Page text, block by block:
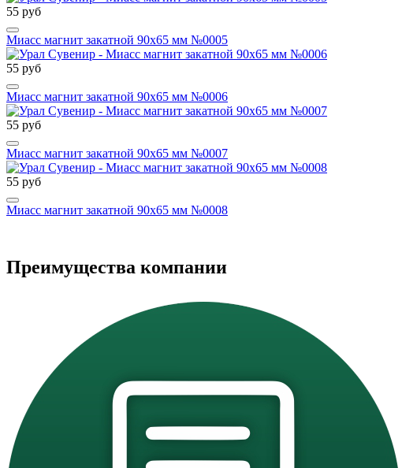
55 руб
Миасс магнит закатной 90х65 мм №0005
55 руб
Миасс магнит закатной 90х65 мм №0006
55 руб
Миасс магнит закатной 90х65 мм №0007
55 руб
Миасс магнит закатной 90х65 мм №0008
Преимущества компании